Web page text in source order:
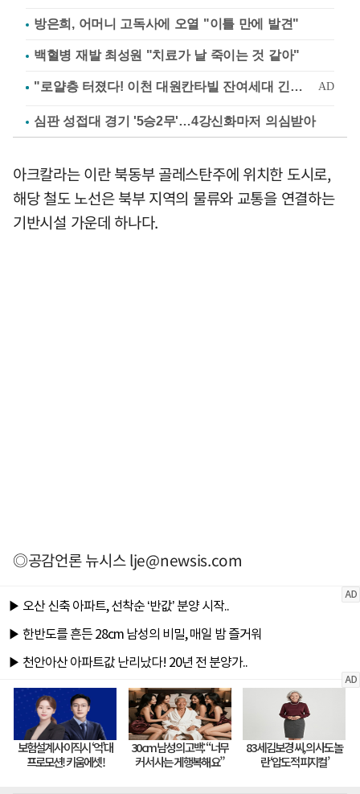
방은희, 어머니 고독사에 오열 "이틀 만에 발견"
백혈병 재발 최성원 "치료가 날 죽이는 것 같아"
심판 성접대 경기 '5승2무'…4강신화마저 의심받아
아크칼라는 이란 북동부 골레스탄주에 위치한 도시로,
해당 철도 노선은 북부 지역의 물류와 교통을 연결하는
기반시설 가운데 하나다.
◎공감언론 뉴시스lje@newsis.com